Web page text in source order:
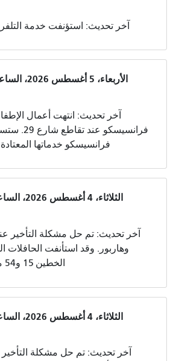
آخر تحديث: استؤنفت خدمة
الأربعاء، 5 أغسطس 2026، الساعة 6:58:52 صباحًا
آخر تحديث: انتهت أعمال
فرانسيسكو
فرانسيسكو خدماتها
الثلاثاء، 4 أغسطس 2026، الساعة 3:20:26 مساءً
آخر تحديث: تم حل مشكلة التأخير
وهاربور. وقد استأنفت الحافلات
الخطين 15 و54 مساراتها المعتادة.
الثلاثاء، 4 أغسطس 2026، الساعة 3:18:10 مساءً
آخر تحديث: تم حل مشكلة